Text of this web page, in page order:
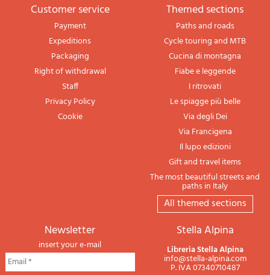
Customer service
Payment
Expeditions
Packaging
Right of withdrawal
Staff
Privacy Policy
Cookie
themed sections
Paths and roads
Cycle touring and MTB
Cucina di montagna
Fiabe e leggende
I ritrovati
Le spiagge più belle
Via degli Dei
Via Francigena
Il lupo edizioni
Gift and travel items
The most beautiful streets and
paths in Italy
All themed sections
newsletter
insert your e-mail
Stella Alpina
Libreria Stella Alpina
info@stella-alpina.com
P. IVA 07340710487